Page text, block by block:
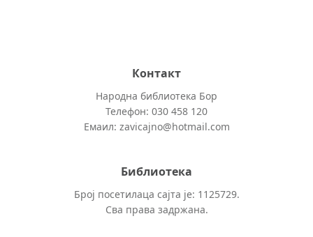
Контакт
Народна библиотека Бор
Телефон: 030 458 120
Емаил: zavicajno@hotmail.com
Библиотека
Број посетилаца сајта је: 1125729.
Сва права задржана.